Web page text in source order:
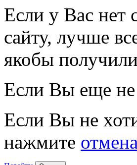
Если у Вас нет
сайту, лучше
якобы
Если Вы еще не
Если Вы не
нажмите отмена